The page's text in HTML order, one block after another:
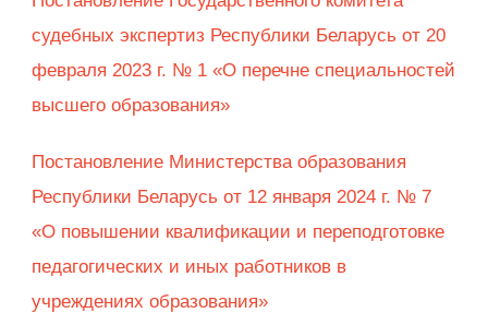
судебных экспертиз Республики Беларусь от 20
февраля 2023 г. № 1 «О перечне специальностей
высшего образования»
Постановление Министерства образования
Республики Беларусь от 12 января 2024 г. № 7
«О повышении квалификации и переподготовке
педагогических и иных работников в
учреждениях образования»